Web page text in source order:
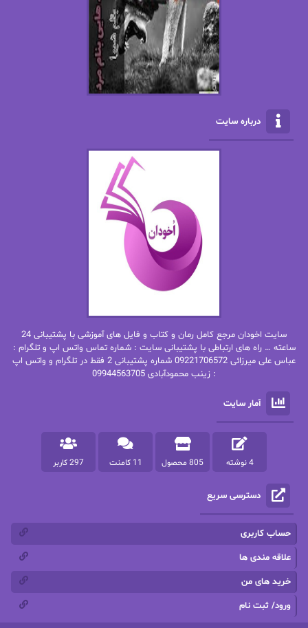
الف صاد
الکساندر دوما
الناز پاکپور‌
الناز محمدی
امیر فرهی
باران
بهار سلطانی
بهاره شیرازی
بهاره.م
بیتا فرخی
پاتریشیا ویلسون پرتو فرهمند
پرستو اسحقی
پرستو مهاجر
پرهام رسولی
پروانه قدیمی پروانه محمدی
پریسا شکور(طوفان خاموش)
پنلوپه وارد
تاران
ترنم.25
درباره سایت
سایت اخودان مرجع کامل رمان و کتاب و فایل های آموزشی با پشتیبانی 24
ساعته … راه های ارتباطی با پشتیبانی سایت : شماره تماس واتس اپ و تلگرام :
عباس علی میرزائی 09221706572 شماره پشتیبانی 2 فقط در تلگرام و واتس اپ
: زینب محمودآبادی 09944563705
آمار سایت
4 نوشته 805 محصول 11 کامنت 297 کاربر
دسترسی سریع
حساب کاربری
علاقه مندی ها
خرید های من
ورود/ ثبت نام